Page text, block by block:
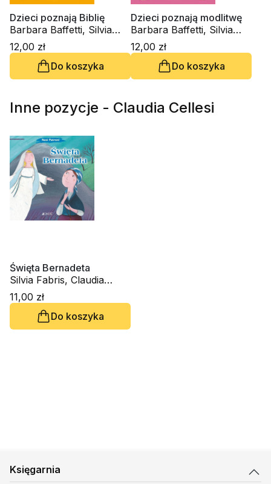
Dzieci poznają Biblię
Barbara Baffetti, Silvia
Fabris
12,00 zł
Do koszyka
Dzieci poznają modlitwę
Barbara Baffetti, Silvia
Fabris
12,00 zł
Do koszyka
Inne pozycje - Claudia Cellesi
Święta Bernadeta
Silvia Fabris, Claudia
Cellesi
11,00 zł
Do koszyka
Księgarnia